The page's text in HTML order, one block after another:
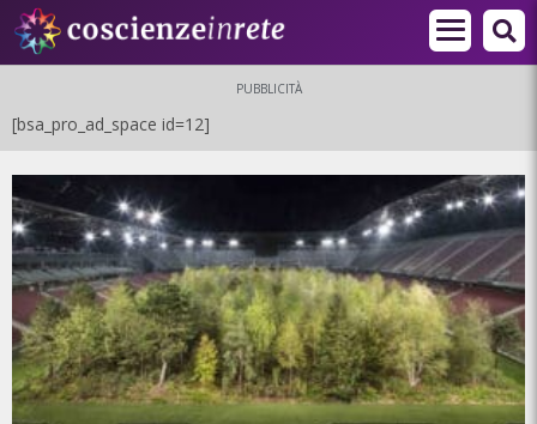
PUBBLICITÀ
[bsa_pro_ad_space id=12]